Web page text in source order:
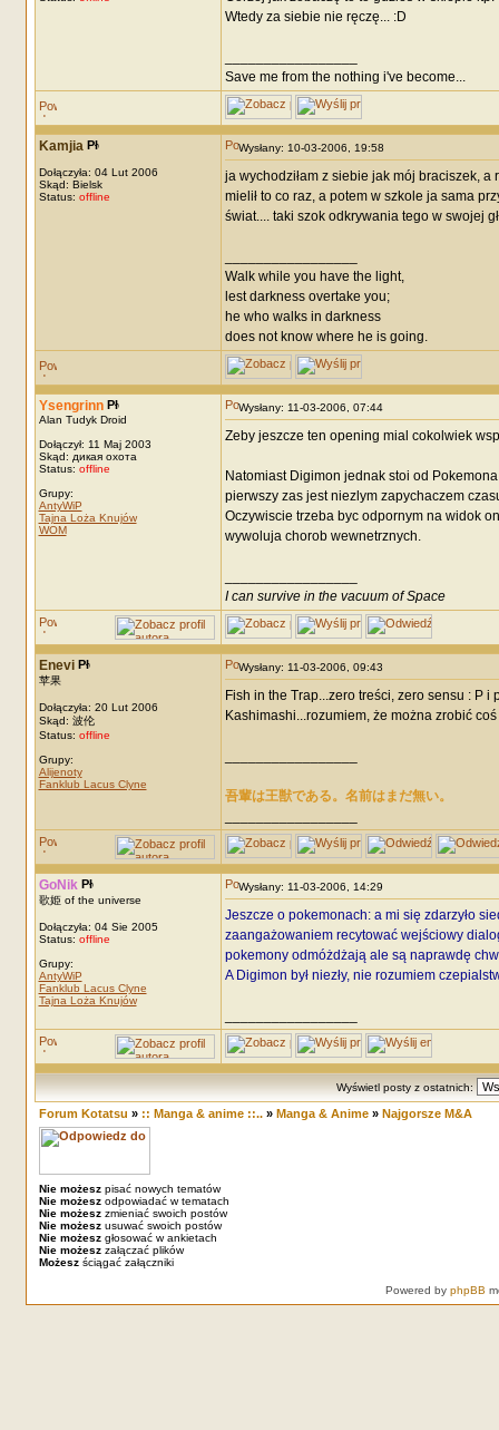
Wtedy za siebie nie ręczę... :D
Save me from the nothing i've become...
Kamjia
Dołączyła: 04 Lut 2006
Skąd: Bielsk
Status: offline
Wysłany: 10-03-2006, 19:58
ja wychodziłam z siebie jak mój braciszek,
mielił to co raz, a potem w szkole ja sama
świat.... taki szok odkrywania tego w swojej
Walk while you have the light,
lest darkness overtake you;
he who walks in darkness
does not know where he is going.
Ysengrinn
Alan Tudyk Droid
Dołączył: 11 Maj 2003
Skąd: дикая охота
Status: offline
Grupy:
AntyWiP
Tajna Loża Knujów
WOM
Wysłany: 11-03-2006, 07:44
Zeby jeszcze ten opening mial cokolwiek
Natomiast Digimon jednak stoi od
pierwszy zas jest niezlym zapychaczem
Oczywiscie trzeba byc odpornym na widok
wywoluja chorob wewnetrznych.
I can survive in the vacuum of Space
Enevi
苹果
Dołączyła: 20 Lut 2006
Skąd: 波伦
Status: offline
Grupy:
Alijenoty
Fanklub Lacus Clyne
Wysłany: 11-03-2006, 09:43
Fish in the Trap...zero treści, zero sensu : P i
Kashimashi...rozumiem, że można zrobić
吾輩は王獣である。名前はまだ無い。
GoNik
歌姫 of the universe
Dołączyła: 04 Sie 2005
Status: offline
Grupy:
AntyWiP
Fanklub Lacus Clyne
Tajna Loża Knujów
Wysłany: 11-03-2006, 14:29
Jeszcze o pokemonach: a mi się zdarzyło
zaangażowaniem recytować wejściowy
pokemony odmóżdżają ale są naprawdę
A Digimon był niezły, nie rozumiem
Wyświetl posty z ostatnich:
Forum Kotatsu » :: Manga & anime ::..» Manga & Anime» Najgorsze M&A
Nie możeszpisać nowych tematów
Nie możeszodpowiadać w tematach
Nie możeszzmieniać swoich postów
Nie możeszusuwać swoich postów
Nie możeszgłosować w ankietach
Nie możeszzałączać plików
Możeszściągać załączniki
Powered by phpBB